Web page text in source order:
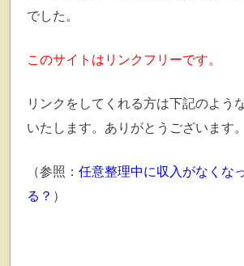
でした。
このサイトはリンクフリーです。
リンクをしてくれる方は下記のよう
いたします。ありがとうございます。
（参照： 任意整理中に収入がなくな
る？ ）